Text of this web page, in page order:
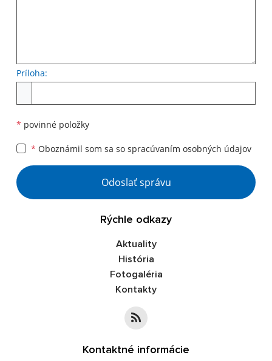
Príloha:
* povinné položky
* Oboznámil som sa so spracúvaním osobných údajov
Google reCaptcha Response
Odoslať správu
Rýchle odkazy
Aktuality
História
Fotogaléria
Kontakty
Kontaktné informácie